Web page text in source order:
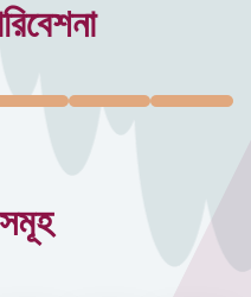
সমূহ